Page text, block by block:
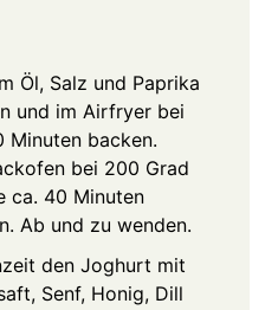
Öl, Salz und Paprika
und im Airfryer bei
Minuten backen.
bei 200 Grad
ca. 40 Minuten
Ab und zu wenden.
den Joghurt mit
Senf, Honig, Dill